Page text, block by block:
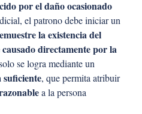
por el daño ocasionado
el patrono debe iniciar un
la existencia del
directamente por la
se logra mediante un
suficiente, que permita atribuir
a la persona